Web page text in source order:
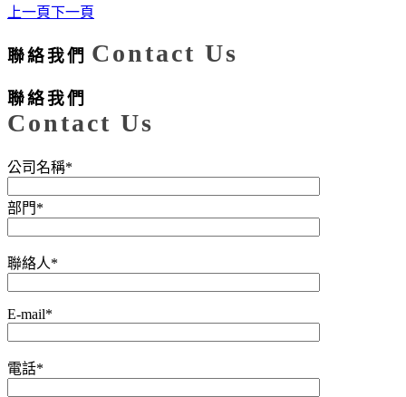
上一頁下一頁
聯絡我們 Contact Us
聯絡我們
Contact Us
公司名稱*
部門*
聯絡人*
E-mail*
電話*